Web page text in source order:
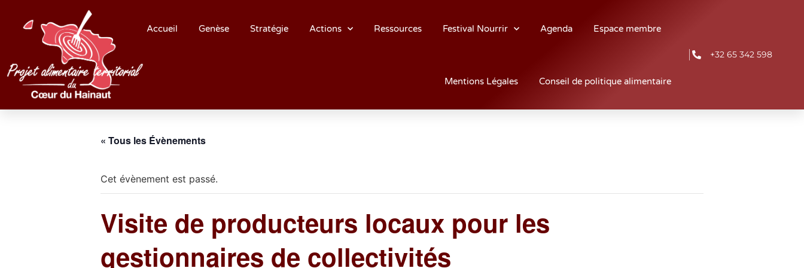
Accueil Genèse Stratégie Actions Ressources Festival Nourrir Agenda Espace membre
Mentions Légales Conseil de politique alimentaire
+32 65 342 598
« Tous les Évènements
Cet évènement est passé.
Visite de producteurs locaux pour les
gestionnaires de collectivités